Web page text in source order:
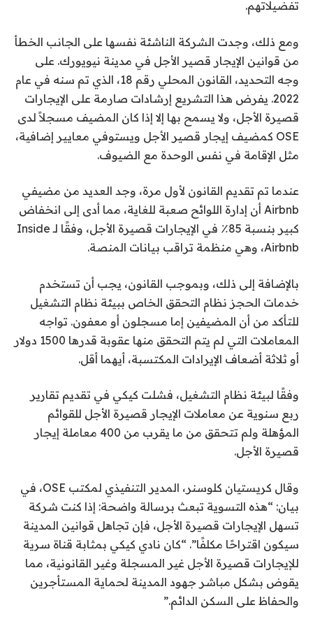
تفضيلاتهم.
ومع ذلك، وجدت الشركة الناشئة نفسها على الجانب الخطأ
من قوانين الإيجار قصير الأجل في مدينة نيويورك. على
وجه التحديد، القانون المحلي رقم 18، الذي تم سنه في عام
2022. يفرض هذا التشريع إرشادات صارمة على الإيجارات
قصيرة الأجل، ولا يسمح بها إلا إذا كان المضيف مسجلاً لدى
OSE كمضيف إيجار قصير الأجل ويستوفي معايير إضافية،
مثل الإقامة في نفس الوحدة مع الضيوف.
عندما تم تقديم القانون لأول مرة، وجد العديد من مضيفي
Airbnb أن إدارة اللوائح صعبة للغاية، مما أدى إلى انخفاض
كبير بنسبة 85٪ في الإيجارات قصيرة الأجل، وفقًا لـ Inside
Airbnb، وهي منظمة تراقب بيانات المنصة.
بالإضافة إلى ذلك، وبموجب القانون، يجب أن تستخدم
خدمات الحجز نظام التحقق الخاص ببيئة نظام التشغيل
للتأكد من أن المضيفين إما مسجلون أو معفون. تواجه
المعاملات التي لم يتم التحقق منها عقوبة قدرها 1500 دولار
أو ثلاثة أضعاف الإيرادات المكتسبة، أيهما أقل.
وفقًا لبيئة نظام التشغيل، فشلت كيكي في تقديم تقارير
ربع سنوية عن معاملات الإيجار قصيرة الأجل للقوائم
المؤهلة ولم تتحقق من ما يقرب من 400 معاملة إيجار
قصيرة الأجل.
وقال كريستيان كلوسنر، المدير التنفيذي لمكتب OSE، في
بيان: “هذه التسوية تبعث برسالة واضحة: إذا كنت شركة
تسهل الإيجارات قصيرة الأجل، فإن تجاهل قوانين المدينة
سيكون اقتراحًا مكلفًا”. “كان نادي كيكي بمثابة قناة سرية
للإيجارات قصيرة الأجل غير المسجلة وغير القانونية، مما
يقوض بشكل مباشر جهود المدينة لحماية المستأجرين
والحفاظ على السكن الدائم.”